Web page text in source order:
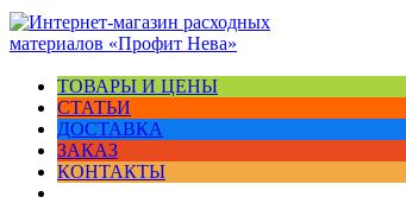
ТОВАРЫ И ЦЕНЫ
СТАТЬИ
ДОСТАВКА
ЗАКАЗ
КОНТАКТЫ